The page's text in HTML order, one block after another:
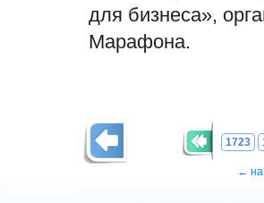
для бизнеса»,
Марафона.
1723
← на